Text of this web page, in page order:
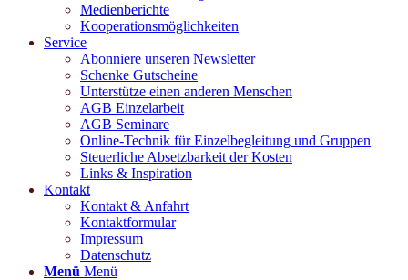
Medienberichte
Kooperationsmöglichkeiten
Service
Abonniere unseren Newsletter
Schenke Gutscheine
Unterstütze einen anderen Menschen
AGB Einzelarbeit
AGB Seminare
Online-Technik für Einzelbegleitung und Gruppen
Steuerliche Absetzbarkeit der Kosten
Links & Inspiration
Kontakt
Kontakt & Anfahrt
Kontaktformular
Impressum
Datenschutz
Menü Menü